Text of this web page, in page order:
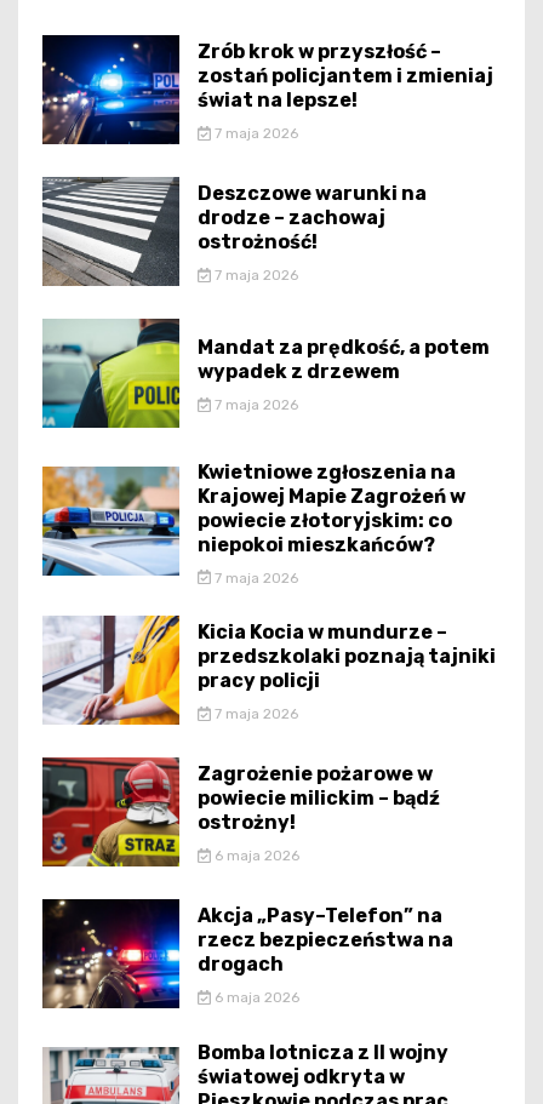
Zrób krok w przyszłość –
zostań policjantem i zmieniaj
świat na lepsze!
7 maja 2026
Deszczowe warunki na
drodze – zachowaj
ostrożność!
7 maja 2026
Mandat za prędkość, a potem
wypadek z drzewem
7 maja 2026
Kwietniowe zgłoszenia na
Krajowej Mapie Zagrożeń w
powiecie złotoryjskim: co
niepokoi mieszkańców?
7 maja 2026
Kicia Kocia w mundurze –
przedszkolaki poznają tajniki
pracy policji
7 maja 2026
Zagrożenie pożarowe w
powiecie milickim – bądź
ostrożny!
6 maja 2026
Akcja „Pasy–Telefon” na
rzecz bezpieczeństwa na
drogach
6 maja 2026
Bomba lotnicza z II wojny
światowej odkryta w